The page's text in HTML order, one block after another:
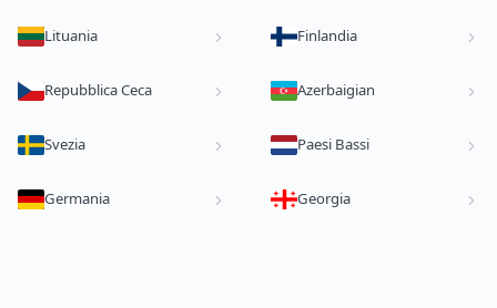
Lituania Finlandia
Repubblica Ceca Azerbaigian
Svezia Paesi Bassi
Germania Georgia